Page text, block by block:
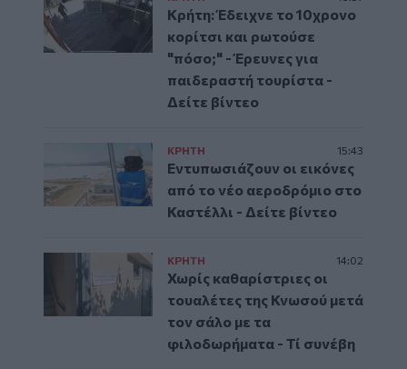
Κρήτη: Έδειχνε το 10χρονο
κορίτσι και ρωτούσε
"πόσο;" - Έρευνες για
παιδεραστή τουρίστα -
Δείτε βίντεο
ΚΡΗΤΗ 15:43
Εντυπωσιάζουν οι εικόνες
από το νέο αεροδρόμιο στο
Καστέλλι - Δείτε βίντεο
ΚΡΗΤΗ 14:02
Χωρίς καθαρίστριες οι
τουαλέτες της Κνωσού μετά
τον σάλο με τα
φιλοδωρήματα - Τί συνέβη